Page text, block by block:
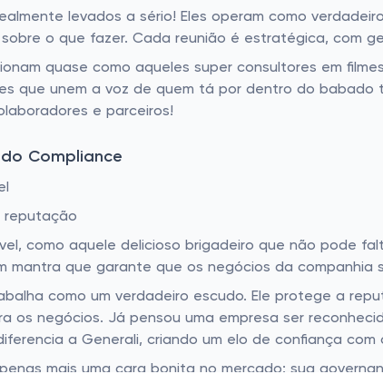
levados a sério! Eles operam como
o que fazer. Cada reunião é estratégica, com
quase como aqueles super consultores em
que unem a voz de quem tá por dentro do babado
e parceiros!
Compliance
reputação
como aquele delicioso brigadeiro que não pode
mantra que garante que os negócios da companhia
como um verdadeiro escudo. Ele protege a
os negócios. Já pensou uma empresa ser
a Generali, criando um elo de confiança com
mais uma cara bonita no mercado: sua